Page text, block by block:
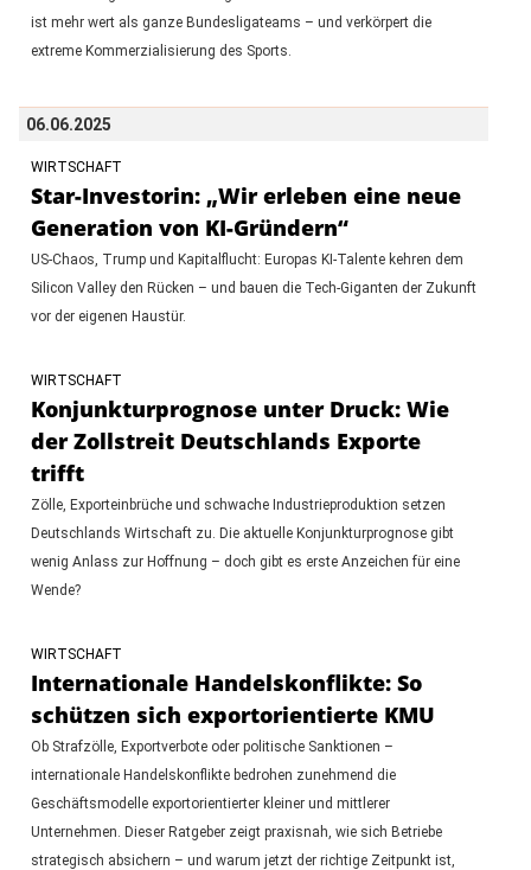
ist mehr wert als ganze Bundesligateams – und verkörpert die
extreme Kommerzialisierung des Sports.
06.06.2025
WIRTSCHAFT
Star-Investorin: „Wir erleben eine neue
Generation von KI-Gründern“
US-Chaos, Trump und Kapitalflucht: Europas KI-Talente kehren dem
Silicon Valley den Rücken – und bauen die Tech-Giganten der Zukunft
vor der eigenen Haustür.
WIRTSCHAFT
Konjunkturprognose unter Druck: Wie
der Zollstreit Deutschlands Exporte
trifft
Zölle, Exporteinbrüche und schwache Industrieproduktion setzen
Deutschlands Wirtschaft zu. Die aktuelle Konjunkturprognose gibt
wenig Anlass zur Hoffnung – doch gibt es erste Anzeichen für eine
Wende?
WIRTSCHAFT
Internationale Handelskonflikte: So
schützen sich exportorientierte KMU
Ob Strafzölle, Exportverbote oder politische Sanktionen –
internationale Handelskonflikte bedrohen zunehmend die
Geschäftsmodelle exportorientierter kleiner und mittlerer
Unternehmen. Dieser Ratgeber zeigt praxisnah, wie sich Betriebe
strategisch absichern – und warum jetzt der richtige Zeitpunkt ist,